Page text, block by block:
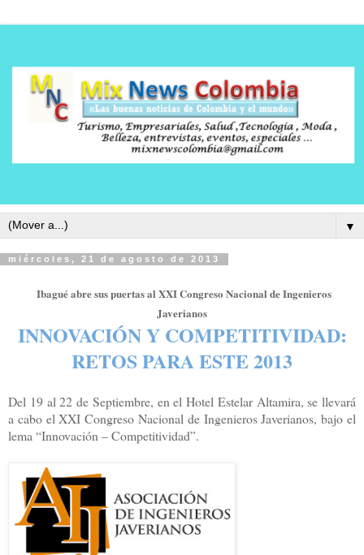
▼
miércoles, 21 de agosto de 2013
Ibagué abre sus puertas al XXI Congreso Nacional de Ingenieros
Javerianos
INNOVACIÓN Y COMPETITIVIDAD:
RETOS PARA ESTE 2013
Del 19 al 22 de Septiembre, en el Hotel Estelar Altamira, se llevará
a cabo el XXI Congreso Nacional de Ingenieros Javerianos, bajo el
lema “Innovación – Competitividad”.